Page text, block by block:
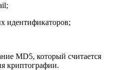
идентификаторов;
MD5, который считается
криптографии.